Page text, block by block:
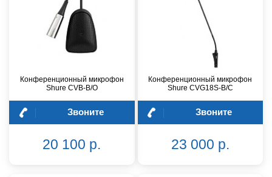
Конференционный микрофон
Shure CVB-B/O
Звоните
20 100 р.
Конференционный микрофон
Shure CVG18S-B/C
Звоните
23 000 р.